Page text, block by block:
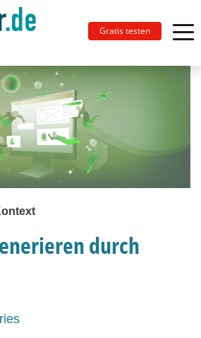
Gratis testen
durch